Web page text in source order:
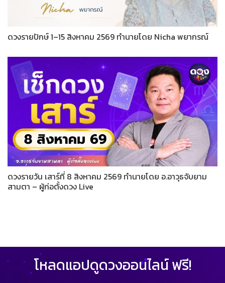
ดวงรายปักษ์ 1–15 สิงหาคม 2569 ทำนายโดย Nicha พยากรณ์
ดวงรายวัน เสาร์ที่ 8 สิงหาคม 2569 ทำนายโดย อ.อาวุธจับยาม
สามตา – ผู้ก่อตั้งดวง Live
โหลดแอปดูดวงออนไลน์ ฟรี!